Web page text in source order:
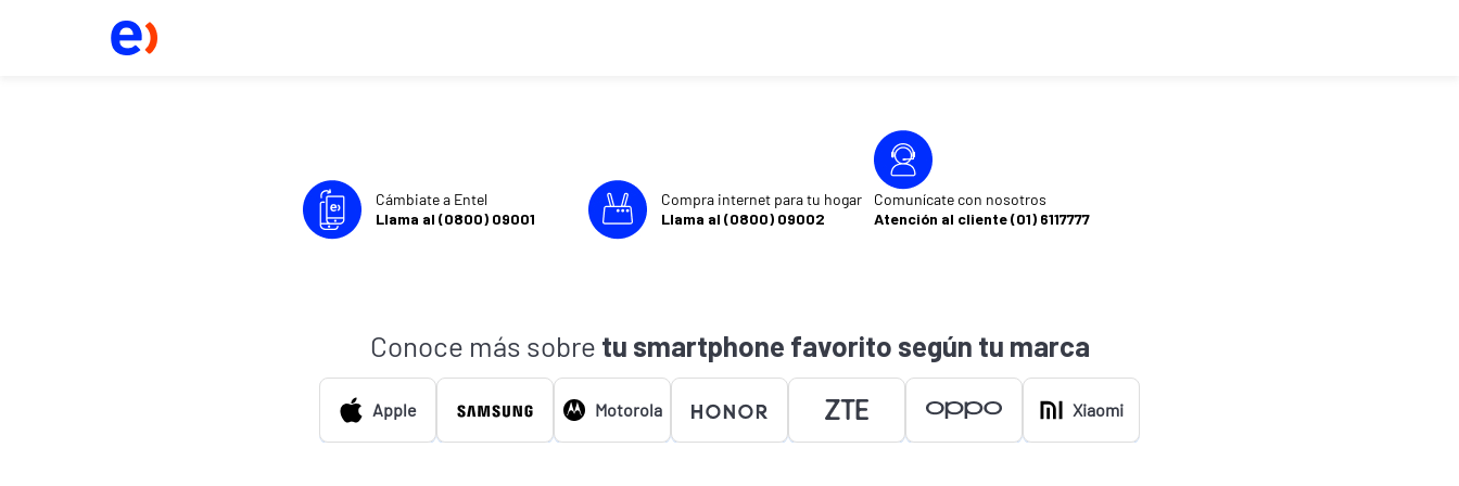
Cámbiate a Entel
Llama al (0800) 09001
Compra internet para tu hogar
Llama al (0800) 09002
Comunícate con nosotros
Atención al cliente (01) 6117777
Conoce más sobre tu smartphone favorito según tu marca
Apple Motorola Xiaomi